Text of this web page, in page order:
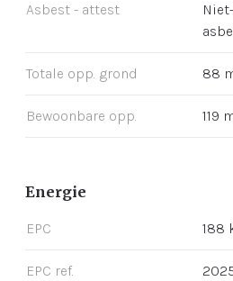
Asbest - attest
Totale opp. grond 88
Bewoonbare opp. 119
Energie
EPC 188
EPC ref.